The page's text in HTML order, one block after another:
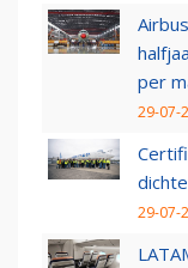
per
29-07-
29-07-